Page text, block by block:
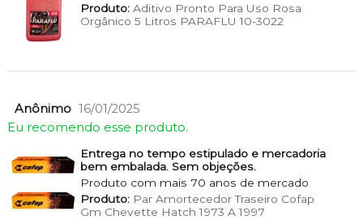
Produto:Aditivo Pronto Para Uso Rosa
Orgânico 5 Litros PARAFLU 10-3022
Anônimo 16/01/2025
Eu recomendo esse produto.
Entrega no tempo estipulado e mercadoria
bem embalada. Sem objeções.
Produto com mais 70 anos de mercado
Produto:Par Amortecedor Traseiro Cofap
Gm Chevette Hatch 1973 A 1997